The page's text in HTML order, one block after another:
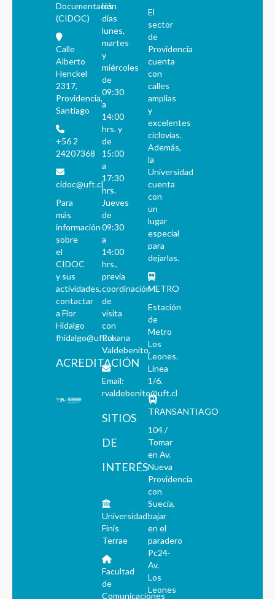
Documentación
(CIDOC)
Calle
Alberto
Henckel
2317,
Providencia,
Santiago
+56 2
24207368
cidoc@uft.cl
Para
más
información
sobre
el
CIDOC
y sus
actividades,
contactar
a Flor
Hidalgo
fhidalgo@uft.cl
ACREDITACIÓN
los
días
lunes,
martes
y
miércoles
de
09:30
a
14:00
hrs. y
de
15:00
a
17:30
hrs.
Jueves
de
09:30
a
14:00
hrs.,
previa
coordinación
de
visita
con
Roxana
Valdebenito.
Email:
rvaldebenito@uft.cl
SITIOS
DE
INTERÉS
Universidad
Finis
Terrae
Facultad
de
Comunicaciones
El
sector
de
Providencia
cuenta
con
calles
amplias
y
excelentes
ciclovías.
Además,
la
Universidad
cuenta
con
un
lugar
especial
para
dejarlas.
METRO
Estación
de
Metro
Los
Leones.
Línea
1/6.
TRANSANTIAGO
104 /
Tomar
en Av.
Nueva
Providencia
con
Suecia,
bajar
en el
paradero
Pc24-
Av.
Los
Leones